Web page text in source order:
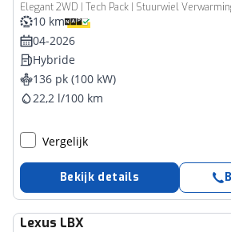
Elegant 2WD | Tech Pack | Stuurwiel
10 km
04-2026
Hybride
136 pk (100 kW)
22,2 l/100 km
Vergelijk
Bekijk details
Lexus LBX